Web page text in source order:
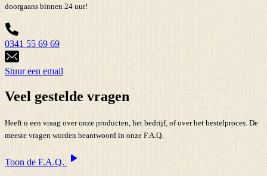
doorgaans binnen 24 uur!
0341 55 69 69
Stuur een email
Veel gestelde vragen
Heeft u een vraag over onze producten, het bedrijf, of over het bestelproces. De
meeste vragen worden beantwoord in onze F.A.Q.
Toon de F.A.Q.